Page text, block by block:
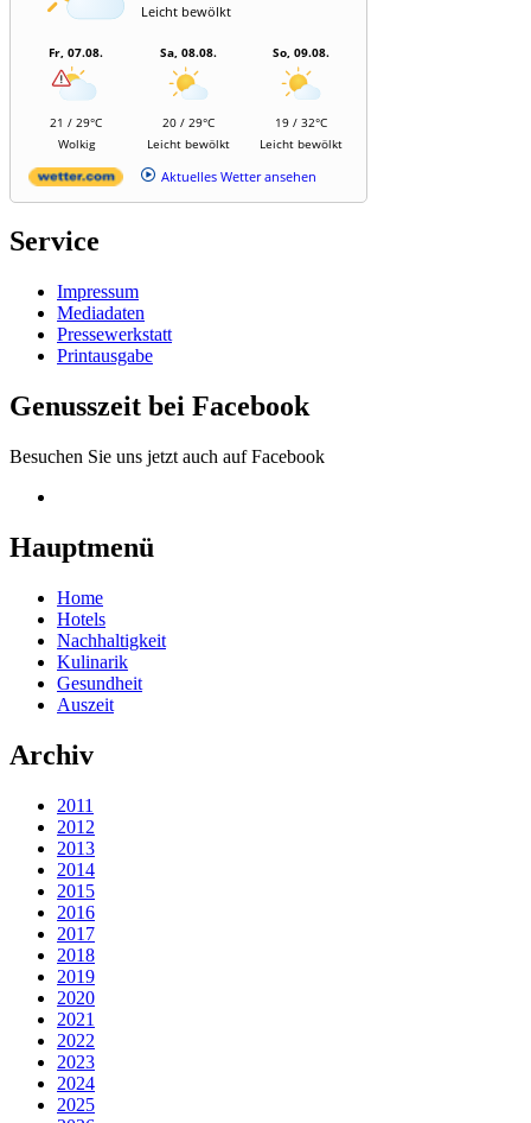
Leicht bewölkt
Fr, 07.08.
21 / 29°C
Wolkig
Sa, 08.08.
20 / 29°C
Leicht bewölkt
So, 09.08.
19 / 32°C
Leicht bewölkt
Aktuelles Wetter ansehen
Service
Impressum
Mediadaten
Pressewerkstatt
Printausgabe
Genusszeit bei Facebook
Besuchen Sie uns jetzt auch auf Facebook
Hauptmenü
Home
Hotels
Nachhaltigkeit
Kulinarik
Gesundheit
Auszeit
Archiv
2011
2012
2013
2014
2015
2016
2017
2018
2019
2020
2021
2022
2023
2024
2025